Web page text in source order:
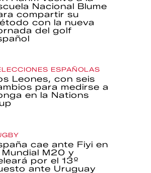
Nacional Blume
compartir su
con la nueva
del golf
ESPAÑOLAS
Leones, con seis
para medirse a
en la Nations
cae ante Fiyi en
Mundial M20 y
por el 13º
ante Uruguay